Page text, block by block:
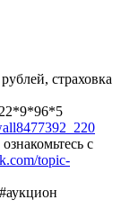
страховка
с
topic-